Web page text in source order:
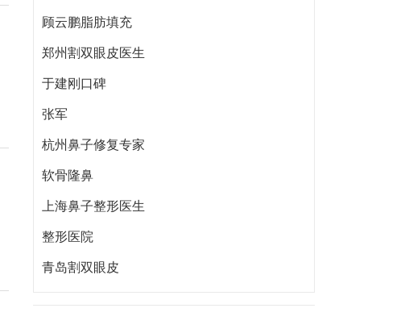
顾云鹏脂肪填充
郑州割双眼皮医生
于建刚口碑
张军
杭州鼻子修复专家
软骨隆鼻
上海鼻子整形医生
整形医院
青岛割双眼皮